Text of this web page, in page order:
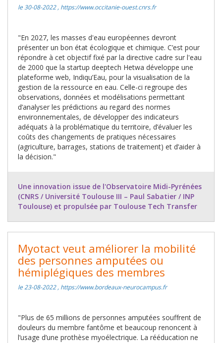
le 30-08-2022 , https://www.occitanie-ouest.cnrs.fr
"En 2027, les masses d'eau européennes devront
présenter un bon état écologique et chimique. C’est pour
répondre à cet objectif fixé par la directive cadre sur l'eau
de 2000 que la startup deeptech Hetwa développe une
plateforme web, Indiqu’Eau, pour la visualisation de la
gestion de la ressource en eau. Celle-ci regroupe des
observations, données et modélisations permettant
d’analyser les prédictions au regard des normes
environnementales, de développer des indicateurs
adéquats à la problématique du territoire, d’évaluer les
coûts des changements de pratiques nécessaires
(agriculture, barrages, stations de traitement) et d’aider à
la décision."
Une innovation issue de l'Observatoire Midi-Pyrénées
(CNRS / Université Toulouse III – Paul Sabatier / INP
Toulouse) et propulsée par Toulouse Tech Transfer
Myotact veut améliorer la mobilité
des personnes amputées ou
hémiplégiques des membres
le 23-08-2022 , https://www.bordeaux-neurocampus.fr
"Plus de 65 millions de personnes amputées souffrent de
douleurs du membre fantôme et beaucoup renoncent à
l’usage d’une prothèse myoélectrique. La rééducation ne